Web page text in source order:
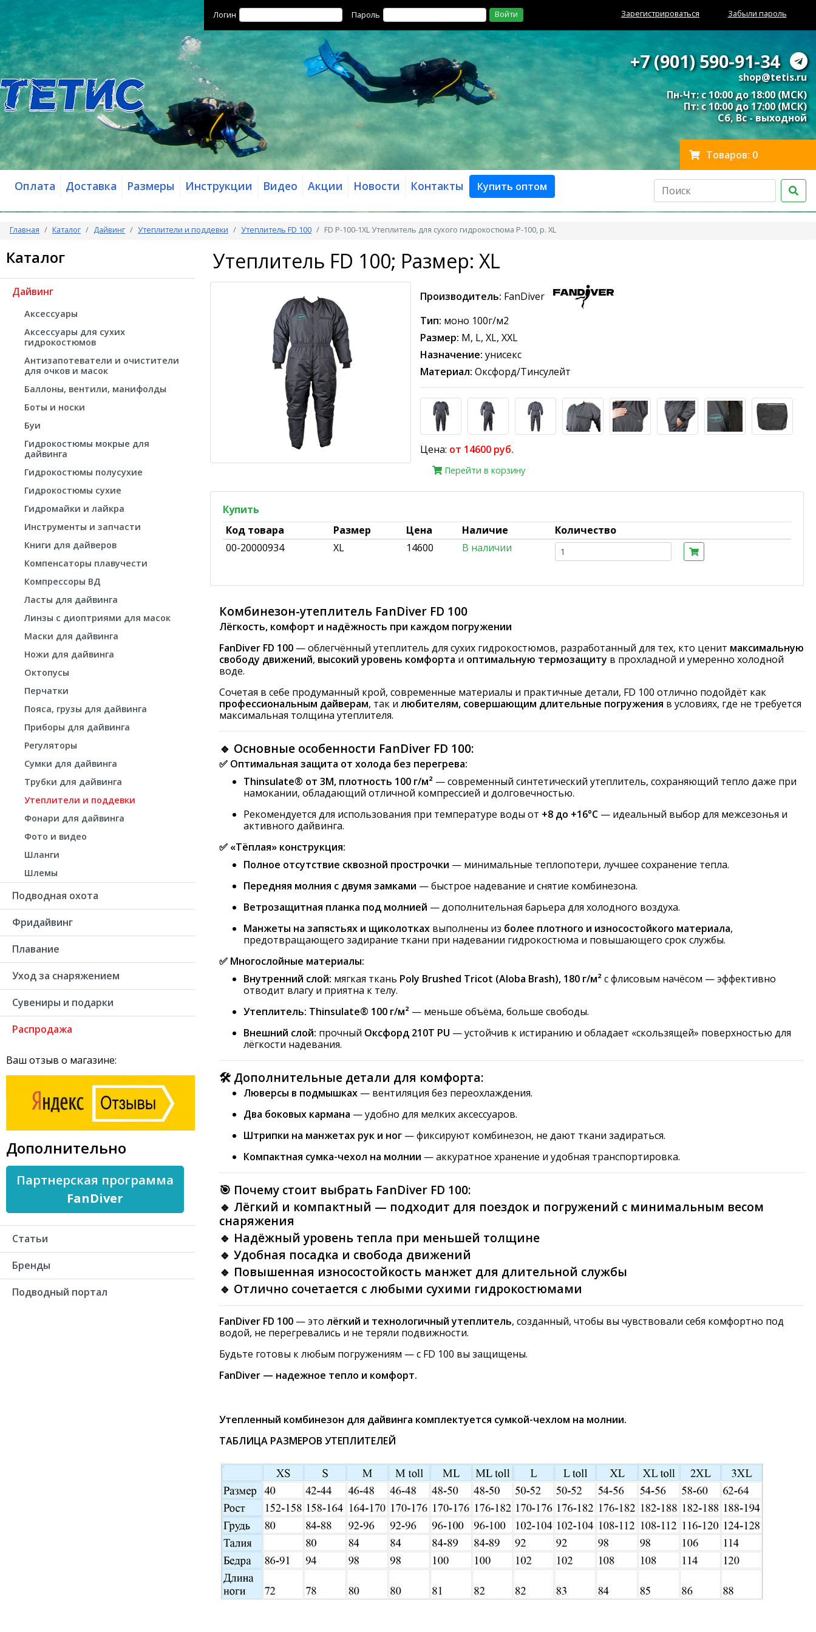
Логин Пароль Войти Зарегистрироваться Забыли пароль
+7 (901) 590-91-34
shop@tetis.ru
Пн-Чт: с 10:00 до 18:00 (МСК)
Пт: с 10:00 до 17:00 (МСК)
Сб, Вс - выходной
Товаров: 0
Оплата Доставка Размеры Инструкции Видео Акции Новости Контакты Купить оптом
Главная Каталог Дайвинг Утеплители и поддевки Утеплитель FD 100 FD P-100-1XL Утеплитель для сухого гидрокостюма P-100, р. XL
Каталог
Дайвинг
Аксессуары
Аксессуары для сухих
гидрокостюмов
Антизапотеватели и очистители
для очков и масок
Баллоны, вентили, манифолды
Боты и носки
Буи
Гидрокостюмы мокрые для
дайвинга
Гидрокостюмы полусухие
Гидрокостюмы сухие
Гидромайки и лайкра
Инструменты и запчасти
Книги для дайверов
Компенсаторы плавучести
Компрессоры ВД
Ласты для дайвинга
Линзы с диоптриями для масок
Маски для дайвинга
Ножи для дайвинга
Октопусы
Перчатки
Пояса, грузы для дайвинга
Приборы для дайвинга
Регуляторы
Сумки для дайвинга
Трубки для дайвинга
Утеплители и поддевки
Фонари для дайвинга
Фото и видео
Шланги
Шлемы
Подводная охота
Фридайвинг
Плавание
Уход за снаряжением
Сувениры и подарки
Распродажа
Ваш отзыв о магазине:
Дополнительно
Партнерская программа
FanDiver
Статьи
Бренды
Подводный портал
Утеплитель FD 100; Размер: XL
Производитель: FanDiver
Тип: моно 100г/м2
Размер: M, L, XL, XXL
Назначение: унисекс
Материал: Оксфорд/Тинсулейт
Цена: от 14600 руб.
Перейти в корзину
Купить
Код товара
Размер Цена Наличие
Количество
00-20000934
XL 14600 В наличии
Комбинезон-утеплитель FanDiver FD 100
Лёгкость, комфорт и надёжность при каждом погружении
FanDiver FD 100 — облегчённый утеплитель для сухих гидрокостюмов, разработанный для тех, кто ценит максимальную
свободу движений, высокий уровень комфорта и оптимальную термозащиту в прохладной и умеренно холодной
воде.
Сочетая в себе продуманный крой, современные материалы и практичные детали, FD 100 отлично подойдёт как
профессиональным дайверам, так и любителям, совершающим длительные погружения в условиях, где не требуется
максимальная толщина утеплителя.
🔹 Основные особенности FanDiver FD 100:
✅ Оптимальная защита от холода без перегрева:
Thinsulate® от 3M, плотность 100 г/м² — современный синтетический утеплитель, сохраняющий тепло даже при
намокании, обладающий отличной компрессией и долговечностью.
Рекомендуется для использования при температуре воды от +8 до +16°С — идеальный выбор для межсезонья и
активного дайвинга.
✅ «Тёплая» конструкция:
Полное отсутствие сквозной прострочки — минимальные теплопотери, лучшее сохранение тепла.
Передняя молния с двумя замками — быстрое надевание и снятие комбинезона.
Ветрозащитная планка под молнией — дополнительная барьера для холодного воздуха.
Манжеты на запястьях и щиколотках выполнены из более плотного и износостойкого материала,
предотвращающего задирание ткани при надевании гидрокостюма и повышающего срок службы.
✅ Многослойные материалы:
Внутренний слой: мягкая ткань Poly Brushed Tricot (Aloba Brash), 180 г/м²с флисовым начёсом — эффективно
отводит влагу и приятна к телу.
Утеплитель: Thinsulate® 100 г/м² — меньше объёма, больше свободы.
Внешний слой: прочный Оксфорд 210Т PU — устойчив к истиранию и обладает «скользящей» поверхностью для
лёгкости надевания.
🛠 Дополнительные детали для комфорта:
Люверсы в подмышках — вентиляция без переохлаждения.
Два боковых кармана — удобно для мелких аксессуаров.
Штрипки на манжетах рук и ног — фиксируют комбинезон, не дают ткани задираться.
Компактная сумка-чехол на молнии — аккуратное хранение и удобная транспортировка.
🎯 Почему стоит выбрать FanDiver FD 100:
🔹 Лёгкий и компактный — подходит для поездок и погружений с минимальным весом
снаряжения
🔹 Надёжный уровень тепла при меньшей толщине
🔹 Удобная посадка и свобода движений
🔹 Повышенная износостойкость манжет для длительной службы
🔹 Отлично сочетается с любыми сухими гидрокостюмами
FanDiver FD 100 — это лёгкий и технологичный утеплитель, созданный, чтобы вы чувствовали себя комфортно под
водой, не перегревались и не теряли подвижности.
Будьте готовы к любым погружениям — с FD 100 вы защищены.
FanDiver — надежное тепло и комфорт.
Утепленный комбинезон для дайвинга комплектуется сумкой-чехлом на молнии.
ТАБЛИЦА РАЗМЕРОВ УТЕПЛИТЕЛЕЙ